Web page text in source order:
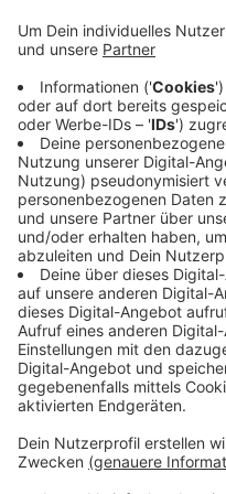
"Die eigentliche
so zu gestalten,
entsteht – durch
Reparierbarkeit,
zirkuläre
Gerhard hat das
Ziel ist es, Wuppertal
Kreislaufwirtschaft zu
Valley für die IT-
Veröffentlicht:Mittwoch,
Anzeige